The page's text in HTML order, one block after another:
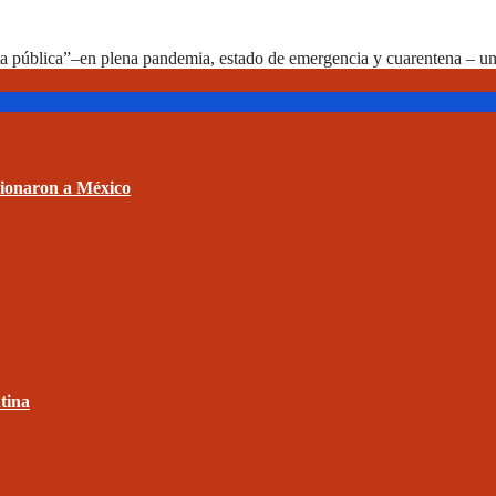
plena pandemia, estado de emergencia y cuarentena –
a México